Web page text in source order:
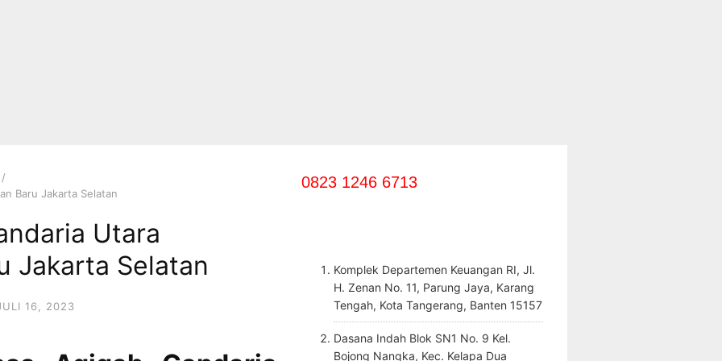
Baru Jakarta Selatan
Utara
Jakarta Selatan
16, 2023
0823 1246 6713
Komplek Departemen Keuangan RI, Jl.
H. Zenan No. 11, Parung Jaya, Karang
Tengah, Kota Tangerang, Banten 15157
Dasana Indah Blok SN1 No. 9 Kel.
Bojong Nangka, Kec. Kelapa Dua